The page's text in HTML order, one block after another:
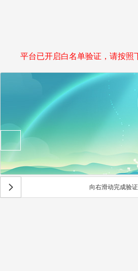
平台已开启白名单验证，请按照
向右滑动完成验证